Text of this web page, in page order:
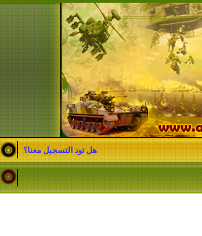
هل تود التسجيل معنا؟